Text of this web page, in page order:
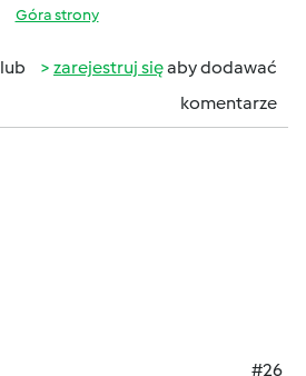
Góra strony
lub zarejestruj sięaby dodawać
komentarze
#26